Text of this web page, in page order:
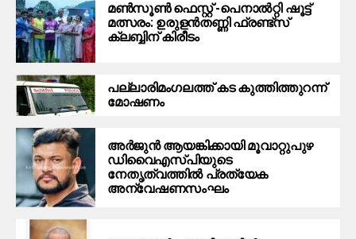
മൺസൂൺ ഫെസ്റ്റ് -പെനാൽറ്റി ഷൂട്ട്
മത്സരം: ഉരുളൻതണ്ണി ഫ്രണ്ട്സ്
ക്ലബ്ബിന് കിരീടം
പ​ല്ലാ​രി​മം​ഗ​ല​ത്ത് ക​ട കു​ത്തി​ത്തുറ​ന്ന്
മോ​ഷ​ണം
അര്‍ജുന്‍ ആയങ്കിക്കായി മൂവാറ്റുപുഴ
ഡിവൈഎസ്പിയുടെ
നേതൃത്വത്തില്‍ പ്രത്യേക
അന്വേഷണസംഘം